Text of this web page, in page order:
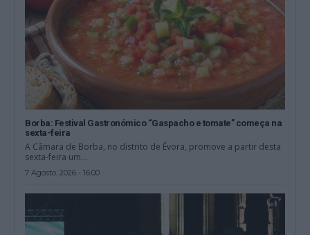
Borba: Festival Gastronómico “Gaspacho e tomate” começa na
sexta-feira
A Câmara de Borba, no distrito de Évora, promove a partir desta
sexta-feira um...
7 Agosto, 2026 - 16:00